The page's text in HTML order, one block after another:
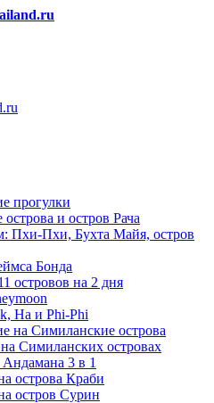
прогулки
и остров Рача
Пхи-Пхи, Бухта Майя, остров
Бонда
островов на 2 дня
Ha и Phi-Phi
на Симиланские острова
Симиланских островах
3 в 1
острова Краби
остров Сурин